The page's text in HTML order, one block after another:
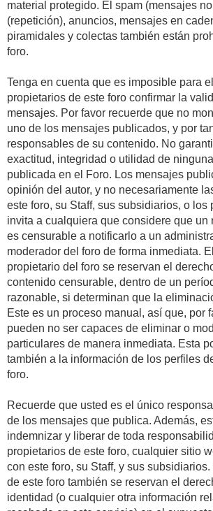
material protegido. El spam (mensajes
(repetición), anuncios, mensajes en
piramidales y colectas también están
foro.
Tenga en cuenta que es imposible para
propietarios de este foro confirmar la
mensajes. Por favor recuerde que no
uno de los mensajes publicados, y por
responsables de su contenido. No
exactitud, integridad o utilidad de
publicada en el Foro. Los mensajes
opinión del autor, y no necesariamente
este foro, su Staff, sus subsidiarios, o los
invita a cualquiera que considere que un
es censurable a notificarlo a un
moderador del foro de forma inmediata.
propietario del foro se reservan el
contenido censurable, dentro de un
razonable, si determinan que la
Este es un proceso manual, así que, por
pueden no ser capaces de eliminar o
particulares de manera inmediata. Esta
también a la información de los perfiles
foro.
Recuerde que usted es el único
de los mensajes que publica. Además,
indemnizar y liberar de toda
propietarios de este foro, cualquier sitio
con este foro, su Staff, y sus
de este foro también se reservan el
identidad (o cualquier otra información